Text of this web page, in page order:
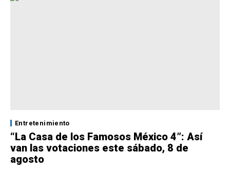
Entretenimiento
“La Casa de los Famosos México 4”: Así
van las votaciones este sábado, 8 de
agosto